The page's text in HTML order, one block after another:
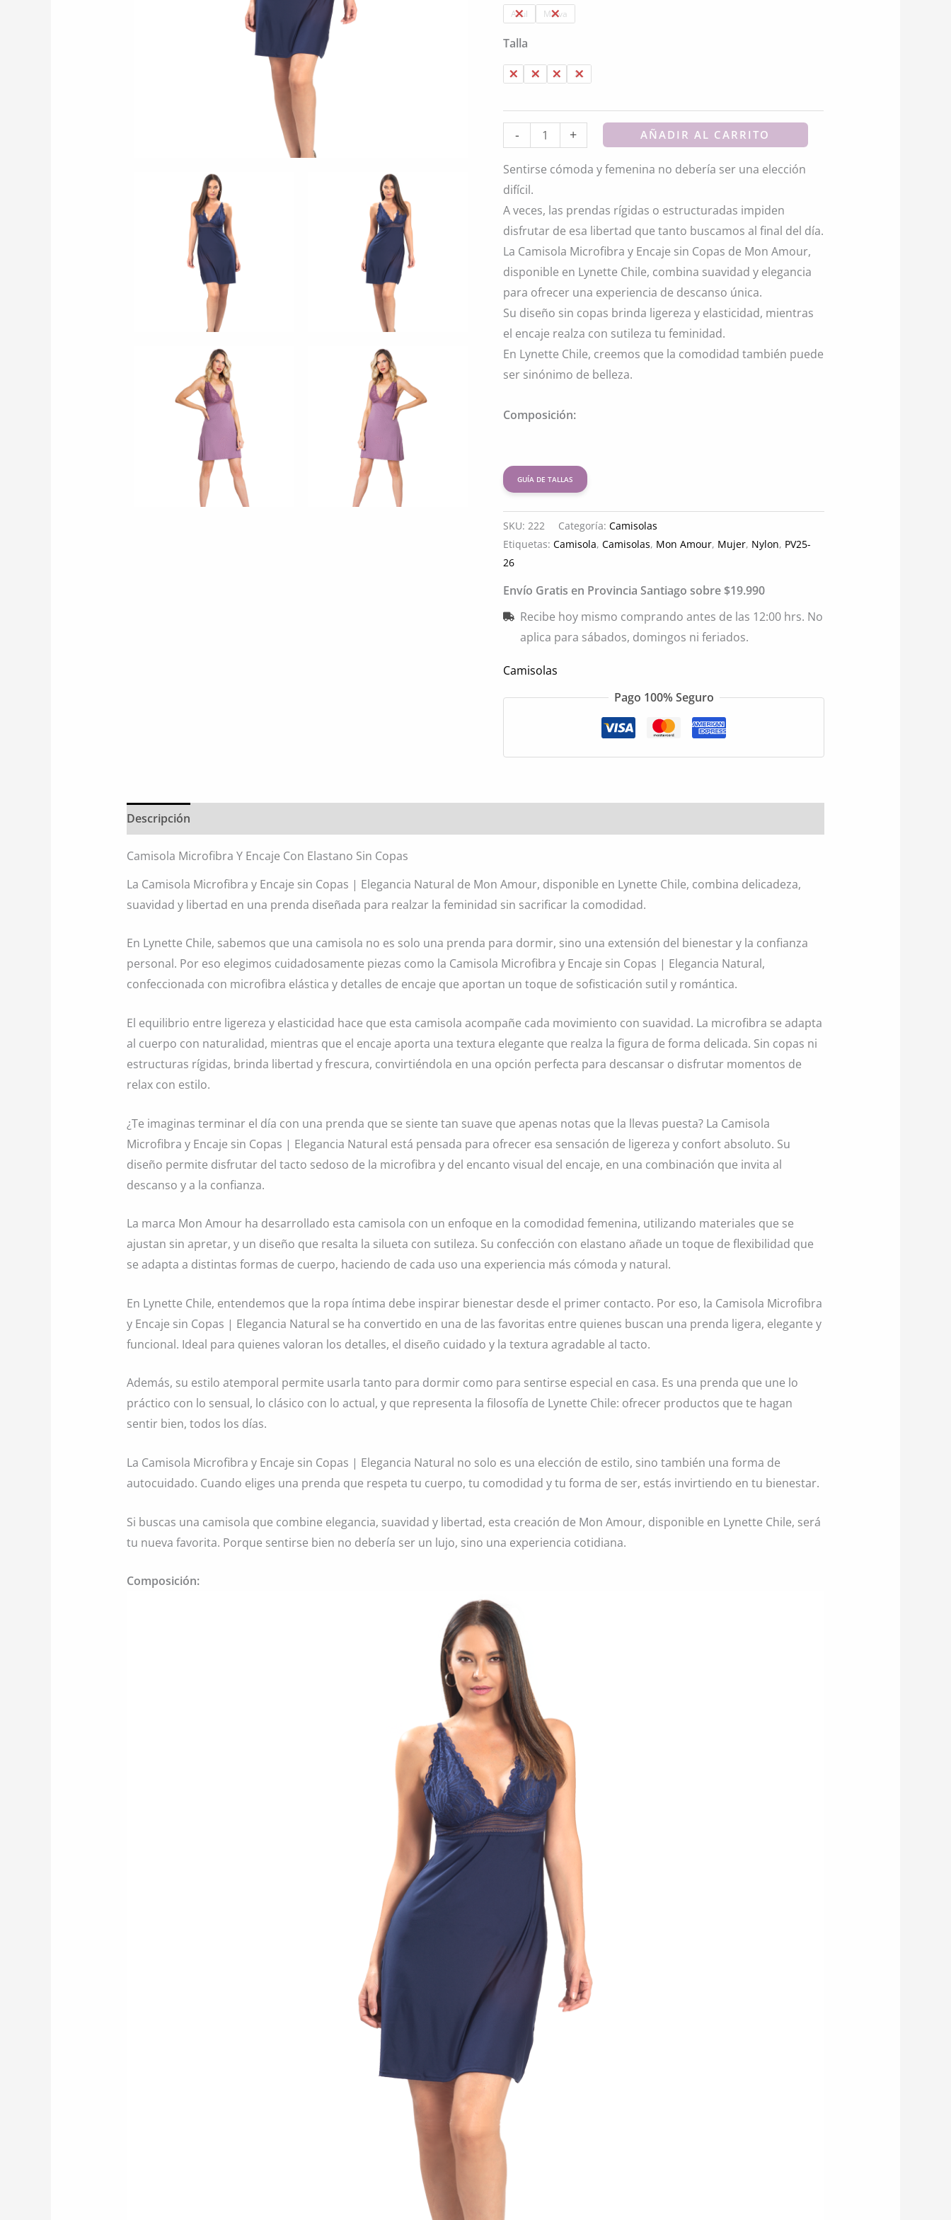
original
$29.880.
Azul Malva
Talla
S M L XL
-
Camisola
Microfibra
Y
Encaje
Con
Elastano
Sin
Copas
cantidad
+ AÑADIR AL CARRITO
Sentirse cómoda y femenina no debería ser una elección
difícil.
A veces, las prendas rígidas o estructuradas impiden
disfrutar de esa libertad que tanto buscamos al final del día.
La Camisola Microfibra y Encaje sin Copas de Mon Amour,
disponible en Lynette Chile, combina suavidad y elegancia
para ofrecer una experiencia de descanso única.
Su diseño sin copas brinda ligereza y elasticidad, mientras
el encaje realza con sutileza tu feminidad.
En Lynette Chile, creemos que la comodidad también puede
ser sinónimo de belleza.
Composición:
GUÍA DE TALLAS
SKU:222 Categoría:Camisolas
Etiquetas:Camisola,Camisolas, Mon Amour, Mujer, Nylon, PV25-
26
Envío Gratis en Provincia Santiago sobre $19.990
Recibe hoy mismo comprando antes de las 12:00 hrs. No
aplica para sábados, domingos ni feriados.
Camisolas
Pago 100% Seguro
Descripción
Camisola Microfibra Y Encaje Con Elastano Sin Copas
La Camisola Microfibra y Encaje sin Copas | Elegancia Natural de Mon Amour, disponible en Lynette Chile, combina delicadeza,
suavidad y libertad en una prenda diseñada para realzar la feminidad sin sacrificar la comodidad.
En Lynette Chile, sabemos que una camisola no es solo una prenda para dormir, sino una extensión del bienestar y la confianza
personal. Por eso elegimos cuidadosamente piezas como la Camisola Microfibra y Encaje sin Copas | Elegancia Natural,
confeccionada con microfibra elástica y detalles de encaje que aportan un toque de sofisticación sutil y romántica.
El equilibrio entre ligereza y elasticidad hace que esta camisola acompañe cada movimiento con suavidad. La microfibra se adapta
al cuerpo con naturalidad, mientras que el encaje aporta una textura elegante que realza la figura de forma delicada. Sin copas ni
estructuras rígidas, brinda libertad y frescura, convirtiéndola en una opción perfecta para descansar o disfrutar momentos de
relax con estilo.
¿Te imaginas terminar el día con una prenda que se siente tan suave que apenas notas que la llevas puesta? La Camisola
Microfibra y Encaje sin Copas | Elegancia Natural está pensada para ofrecer esa sensación de ligereza y confort absoluto. Su
diseño permite disfrutar del tacto sedoso de la microfibra y del encanto visual del encaje, en una combinación que invita al
descanso y a la confianza.
La marca Mon Amour ha desarrollado esta camisola con un enfoque en la comodidad femenina, utilizando materiales que se
ajustan sin apretar, y un diseño que resalta la silueta con sutileza. Su confección con elastano añade un toque de flexibilidad que
se adapta a distintas formas de cuerpo, haciendo de cada uso una experiencia más cómoda y natural.
En Lynette Chile, entendemos que la ropa íntima debe inspirar bienestar desde el primer contacto. Por eso, la Camisola Microfibra
y Encaje sin Copas | Elegancia Natural se ha convertido en una de las favoritas entre quienes buscan una prenda ligera, elegante y
funcional. Ideal para quienes valoran los detalles, el diseño cuidado y la textura agradable al tacto.
Además, su estilo atemporal permite usarla tanto para dormir como para sentirse especial en casa. Es una prenda que une lo
práctico con lo sensual, lo clásico con lo actual, y que representa la filosofía de Lynette Chile: ofrecer productos que te hagan
sentir bien, todos los días.
La Camisola Microfibra y Encaje sin Copas | Elegancia Natural no solo es una elección de estilo, sino también una forma de
autocuidado. Cuando eliges una prenda que respeta tu cuerpo, tu comodidad y tu forma de ser, estás invirtiendo en tu bienestar.
Si buscas una camisola que combine elegancia, suavidad y libertad, esta creación de Mon Amour, disponible en Lynette Chile, será
tu nueva favorita. Porque sentirse bien no debería ser un lujo, sino una experiencia cotidiana.
Composición: